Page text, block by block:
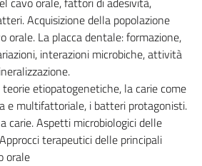
Acquisizione della popolazione
orale. La placca dentale: formazione,
interazioni microbiche, attività
etiopatogenetiche, la carie come
e multifattoriale, i batteri protagonisti.
carie. Aspetti microbiologici delle
terapeutici delle principali
orale